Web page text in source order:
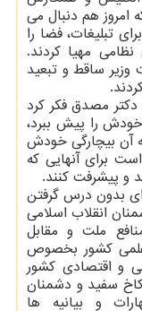
امروز هم دنبال می
تبلیغات، فضا را
مهیا کردند.
ساقط و تبعید
دکتر مصدق فکر کرد
خودش را پیش ببرد،
آن بیچارگی خودش
برای آنهایی که
و پیشرفت کنند.
ای بدون درس گرفتن
انقلاب اسلامی
ملت و مقابل
علمی کشور بخصوص
و اقتصادی کشور
سفید و دشمنان
و بیانیه ها